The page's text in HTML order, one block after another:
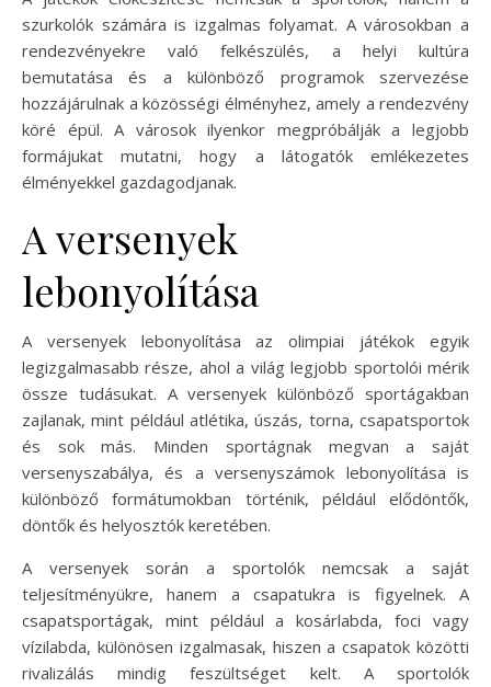
szurkolók számára is izgalmas folyamat. A városokban a
rendezvényekre való felkészülés, a helyi kultúra
bemutatása és a különböző programok szervezése
hozzájárulnak a közösségi élményhez, amely a rendezvény
köré épül. A városok ilyenkor megpróbálják a legjobb
formájukat mutatni, hogy a látogatók emlékezetes
élményekkel gazdagodjanak.
A versenyek
lebonyolítása
A versenyek lebonyolítása az olimpiai játékok egyik
legizgalmasabb része, ahol a világ legjobb sportolói mérik
össze tudásukat. A versenyek különböző sportágakban
zajlanak, mint például atlétika, úszás, torna, csapatsportok
és sok más. Minden sportágnak megvan a saját
versenyszabálya, és a versenyszámok lebonyolítása is
különböző formátumokban történik, például elődöntők,
döntők és helyosztók keretében.
A versenyek során a sportolók nemcsak a saját
teljesítményükre, hanem a csapatukra is figyelnek. A
csapatsportágak, mint például a kosárlabda, foci vagy
vízilabda, különösen izgalmasak, hiszen a csapatok közötti
rivalizálás mindig feszültséget kelt. A sportolók